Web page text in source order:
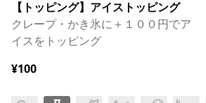
【トッピング】アイストッピング
クレープ・かき氷に＋１００円でア
イスをトッピング
¥100